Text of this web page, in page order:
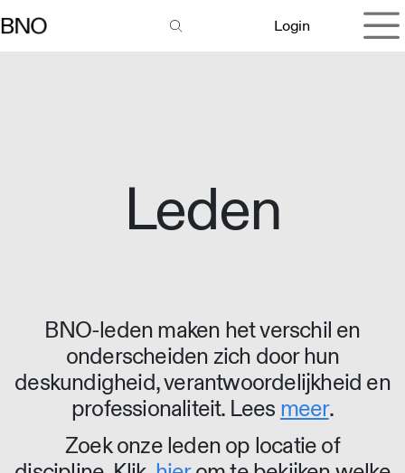
Login
Leden
BNO-leden maken het verschil en
onderscheiden zich door hun
deskundigheid, verantwoordelijkheid en
professionaliteit. Lees meer.
Zoek onze leden op locatie of